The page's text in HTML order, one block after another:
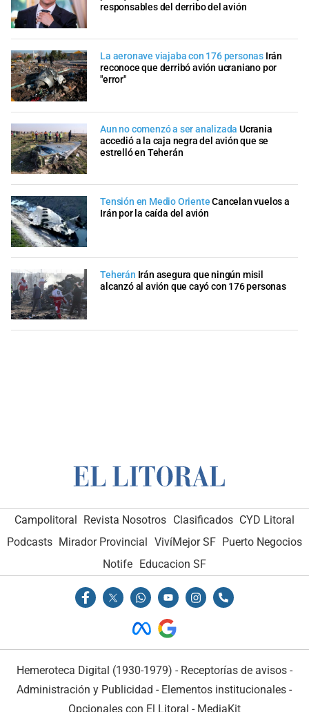
responsables del derribo del avión
La aeronave viajaba con 176 personas Irán
reconoce que derribó avión ucraniano por
"error"
Aun no comenzó a ser analizada Ucrania
accedió a la caja negra del avión que se
estrelló en Teherán
Tensión en Medio OrienteCancelan vuelos a
Irán por la caída del avión
Teherán Irán asegura que ningún misil
alcanzó al avión que cayó con 176 personas
Campolitoral Revista Nosotros Clasificados CYD Litoral
Podcasts Mirador Provincial VivíMejor SF Puerto Negocios
Notife Educacion SF
Hemeroteca Digital (1930-1979) - Receptorías de avisos -
Administración y Publicidad - Elementos institucionales -
Opcionales con El Litoral - MediaKit